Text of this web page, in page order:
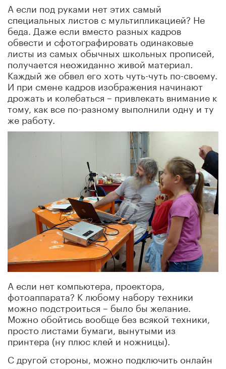
А если под руками нет этих самый
специальных листов с мультипликацией? Не
беда. Даже если вместо разных кадров
обвести и сфотографировать одинаковые
листы из самых обычных школьных прописей,
получается неожиданно живой материал.
Каждый же обвел его хоть чуть-чуть по-своему.
И при смене кадров изображения начинают
дрожать и колебаться – привлекать внимание к
тому, как все по-разному выполнили одну и ту
же работу.
А если нет компьютера, проектора,
фотоаппарата? К любому набору техники
можно подстроиться – было бы желание.
Можно обойтись вообще без всякой техники,
просто листами бумаги, вынутыми из
принтера (ну плюс клей и ножницы).
С другой стороны, можно подключить онлайн